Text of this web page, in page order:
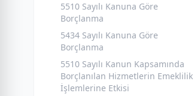
5510 Sayılı Kanuna Göre
Borçlanma
5434 Sayılı Kanuna Göre
Borçlanma
5510 Sayılı Kanun Kapsamında
Borçlanılan Hizmetlerin Emeklilik
İşlemlerine Etkisi